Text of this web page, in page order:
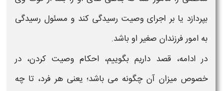
بپردازد یا بر اجرای وصیت رسیدگی کند و مسئول رسیدگی
به امور فرزندان صغیر او باشد.
در ادامه، قصد داریم بگوییم، احکام وصیت کردن، در
خصوص میزان آن چگونه می باشد؛ یعنی هر فرد، تا چه